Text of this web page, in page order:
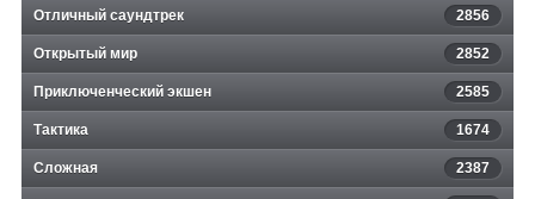
Отличный саундтрек 2856
Открытый мир 2852
Приключенческий экшен 2585
Тактика 1674
Сложная 2387